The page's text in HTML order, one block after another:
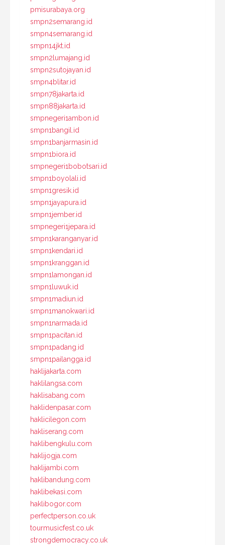
pmisurabaya.org
smpn2semarang.id
smpn4semarang.id
smpn14jkt.id
smpn2lumajang.id
smpn2sutojayan.id
smpn4blitar.id
smpn78jakarta.id
smpn88jakarta.id
smpnegeri1ambon.id
smpn1bangil.id
smpn1banjarmasin.id
smpn1biora.id
smpnegeri1bobotsari.id
smpn1boyolali.id
smpn1gresik.id
smpn1jayapura.id
smpn1jember.id
smpnegeri1jepara.id
smpn1karanganyar.id
smpn1kendari.id
smpn1kranggan.id
smpn1lamongan.id
smpn1luwuk.id
smpn1madiun.id
smpn1manokwari.id
smpn1narmada.id
smpn1pacitan.id
smpn1padang.id
smpn1pailangga.id
haklijakarta.com
haklilangsa.com
haklisabang.com
haklidenpasar.com
haklicilegon.com
hakliserang.com
haklibengkulu.com
haklijogja.com
haklijambi.com
haklibandung.com
haklibekasi.com
haklibogor.com
perfectperson.co.uk
tourmusicfest.co.uk
strongdemocracy.co.uk